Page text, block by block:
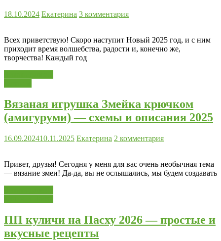
18.10.2024 Екатерина 3 комментария
Всех приветствую! Скоро наступит Новый 2025 год, и с ним
приходит время волшебства, радости и, конечно же,
творчества! Каждый год
Вязаная игрушка Змейка крючком
(амигуруми) — схемы и описания 2025
16.09.202410.11.2025 Екатерина 2 комментария
Привет, друзья! Сегодня у меня для вас очень необычная тема
— вязание змеи! Да-да, вы не ослышались, мы будем создавать
ПП куличи на Пасху 2026 — простые и
вкусные рецепты